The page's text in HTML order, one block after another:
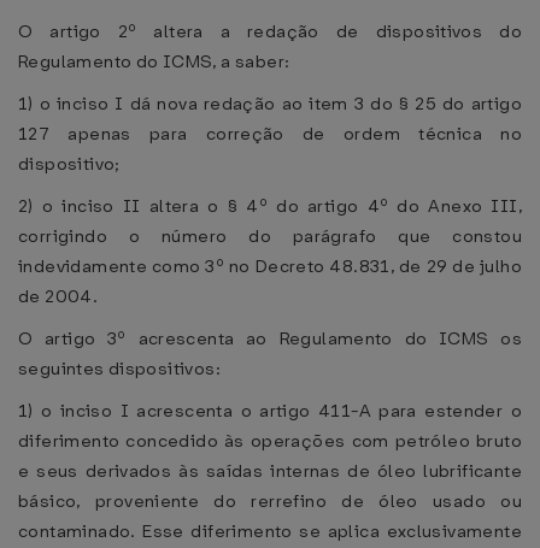
O artigo 2º altera a redação de dispositivos do
Regulamento do ICMS, a saber:
1) o inciso I dá nova redação ao item 3 do § 25 do artigo
127 apenas para correção de ordem técnica no
dispositivo;
2) o inciso II altera o § 4º do artigo 4º do Anexo III,
corrigindo o número do parágrafo que constou
indevidamente como 3º no Decreto 48.831, de 29 de julho
de 2004.
O artigo 3º acrescenta ao Regulamento do ICMS os
seguintes dispositivos:
1) o inciso I acrescenta o artigo 411-A para estender o
diferimento concedido às operações com petróleo bruto
e seus derivados às saídas internas de óleo lubrificante
básico, proveniente do rerrefino de óleo usado ou
contaminado. Esse diferimento se aplica exclusivamente